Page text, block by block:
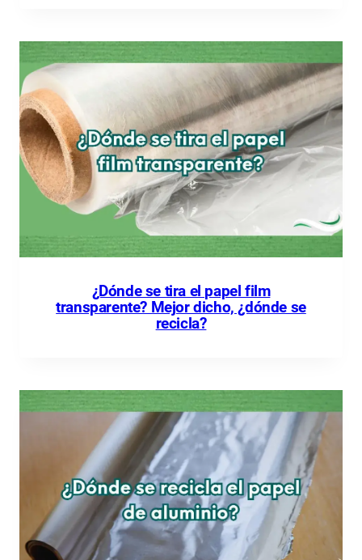
¿Dónde se tira el papel film
transparente? Mejor dicho, ¿dónde se
recicla?